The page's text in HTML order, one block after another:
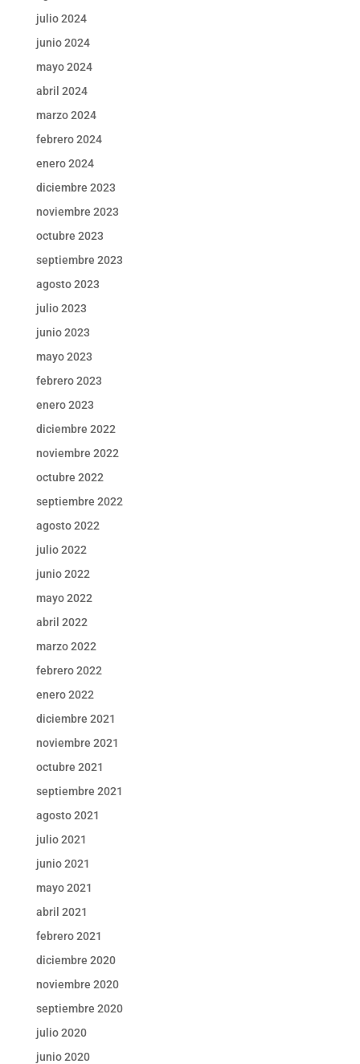
julio 2024
junio 2024
mayo 2024
abril 2024
marzo 2024
febrero 2024
enero 2024
diciembre 2023
noviembre 2023
octubre 2023
septiembre 2023
agosto 2023
julio 2023
junio 2023
mayo 2023
febrero 2023
enero 2023
diciembre 2022
noviembre 2022
octubre 2022
septiembre 2022
agosto 2022
julio 2022
junio 2022
mayo 2022
abril 2022
marzo 2022
febrero 2022
enero 2022
diciembre 2021
noviembre 2021
octubre 2021
septiembre 2021
agosto 2021
julio 2021
junio 2021
mayo 2021
abril 2021
febrero 2021
diciembre 2020
noviembre 2020
septiembre 2020
julio 2020
junio 2020